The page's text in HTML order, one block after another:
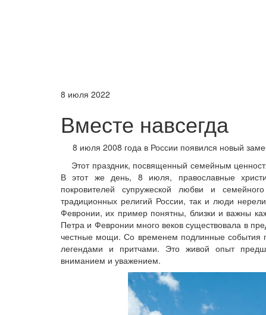
8 июля 2022
Вместе навсегда
8 июля 2008 года в России появился новый
Этот праздник, посвященный семейным
В этот же день, 8 июля, православные
покровителей супружеской любви и
традиционных религий России, так и люди
Февронии, их пример понятны, близки и важны
Петра и Февронии много веков существовала в
честные мощи. Со временем подлинные события
легендами и притчами. Это живой опыт
вниманием и уважением.